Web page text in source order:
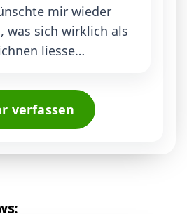
mir wieder
was sich wirklich als
liesse…
verfassen